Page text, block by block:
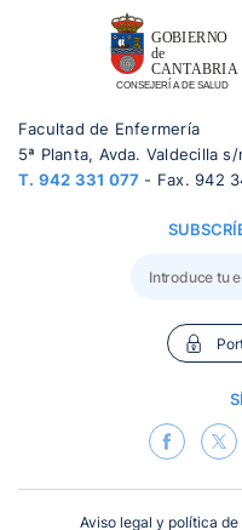
Facultad de Enfermería
5ª Planta, Avda. Valdecilla
T. 942 331 077 - Fax. 942
Aviso legal y política